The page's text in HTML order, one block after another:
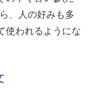
、人の好みも多
使われるようにな